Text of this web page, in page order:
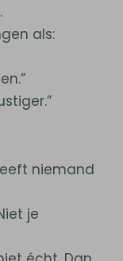
als:
niemand
je